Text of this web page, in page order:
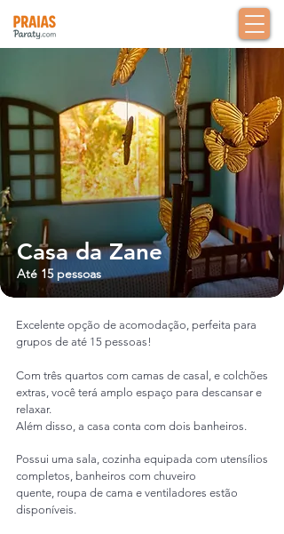
Casa da Zane
Até 15 pessoas
Excelente opção de acomodação, perfeita para
grupos de até 15 pessoas!
Com três quartos com camas de casal, e colchões
extras, você terá amplo espaço para descansar e
relaxar.
Além disso, a casa conta com dois banheiros.
Possui uma sala, cozinha equipada com utensílios
completos, banheiros com chuveiro
quente, roupa de cama e ventiladores estão
disponíveis.